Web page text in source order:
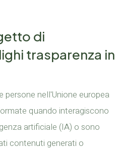
di
trasparenza in
persone nell'Unione europea
quando interagiscono
artificiale (IA) o sono
contenuti generati o